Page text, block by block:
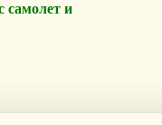
самолет и